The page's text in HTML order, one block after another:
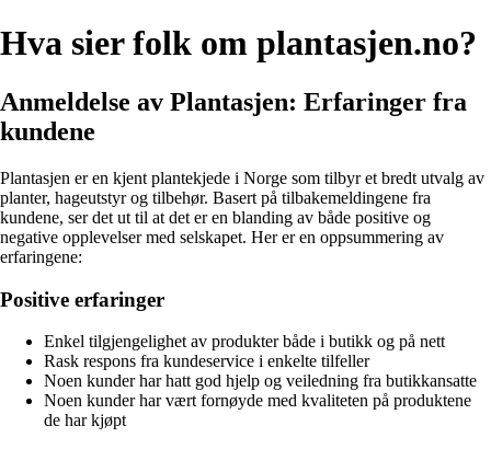
Hva sier folk om plantasjen.no?
Anmeldelse av Plantasjen: Erfaringer fra
kundene
Plantasjen er en kjent plantekjede i Norge som tilbyr et bredt utvalg av
planter, hageutstyr og tilbehør. Basert på tilbakemeldingene fra
kundene, ser det ut til at det er en blanding av både positive og
negative opplevelser med selskapet. Her er en oppsummering av
erfaringene:
Positive erfaringer
Enkel tilgjengelighet av produkter både i butikk og på nett
Rask respons fra kundeservice i enkelte tilfeller
Noen kunder har hatt god hjelp og veiledning fra butikkansatte
Noen kunder har vært fornøyde med kvaliteten på produktene
de har kjøpt